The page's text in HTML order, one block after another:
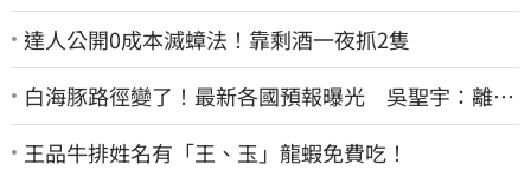
達人公開0成本滅蟑法！靠剩酒一夜抓2隻
白海豚路徑變了！最新各國預報曝光 吳聖宇：離台
灣又更近一點
王品牛排姓名有「王、玉」龍蝦免費吃！